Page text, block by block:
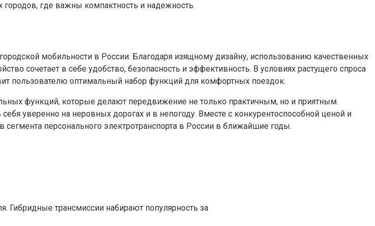
где важны компактность и надежность.
мобильности в России. Благодаря изящному дизайну, использованию качественных
сочетает в себе удобство, безопасность и эффективность. В условиях растущего спроса
пользователю оптимальный набор функций для комфортных поездок.
функций, которые делают передвижение не только практичным, но и приятным.
уверенно на неровных дорогах и в непогоду. Вместе с конкурентоспособной ценой и
персонального электротранспорта в России в ближайшие годы.
Гибридные трансмиссии набирают популярность за